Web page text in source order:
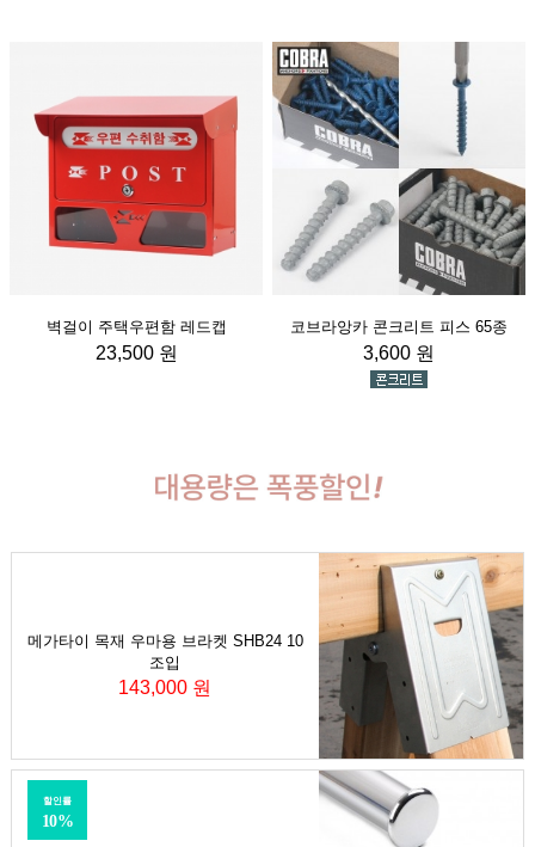
벽걸이 주택우편함 레드캡
23,500 원
코브라앙카 콘크리트 피스 65종
3,600 원
메가타이 목재 우마용 브라켓 SHB24 10
조입
143,000 원
할인률
10%